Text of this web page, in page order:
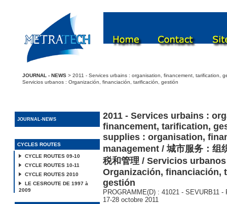
JOURNAL - NEWS > 2011 - Services urbains : organisation, financement, tarification,
Servicios urbanos : Organización, financiación, tarificación, gestión
JOURNAL-NEWS
CYCLES ROUTES
CYCLE ROUTES 09-10
CYCLE ROUTES 10-11
CYCLE ROUTES 2010
LE CESROUTE DE 1997 à
2009
2011 - Services urbains :
financement, tarification,
supplies : organisation,
management / 城市服务：组
税和管理 / Servicios
Organización, financiación,
gestión
PROGRAMME(D) : 41021 - SEVURB11 -
17-28 octobre 2011